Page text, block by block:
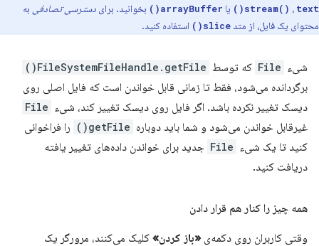
stream() ، text() یا arrayBuffer() بخوانید. برای دسترسی تصادفی به
محتوای یک فایل، از متد slice() استفاده کنید.
شیء File که توسط FileSystemFileHandle.getFile()
برگردانده می‌شود، فقط تا زمانی قابل خواندن است که فایل اصلی روی
دیسک تغییر نکرده باشد. اگر فایل روی دیسک تغییر کند، شیء File
غیرقابل خواندن می‌شود و شما باید دوباره getFile()
را فراخوانی
کنید تا یک شیء File جدید برای خواندن داده‌های تغییر یافته
دریافت کنید.
همه چیز را کنار هم قرار دادن
وقتی کاربران روی دکمه‌ی «باز کردن» کلیک می‌کنند، مرورگر یک